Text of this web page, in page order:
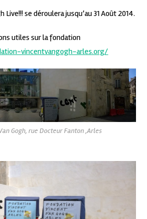
Live!!! se déroulera jusqu’au 31 Août 2014.
utiles sur la fondation
vincentvangogh-arles.org/
Gogh, rue Docteur Fanton ,Arles